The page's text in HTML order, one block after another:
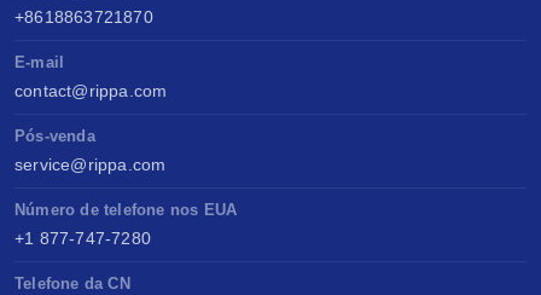
+8618863721870
E-mail
contact@rippa.com
Pós-venda
service@rippa.com
Número de telefone nos EUA
+1 877-747-7280
Telefone da CN